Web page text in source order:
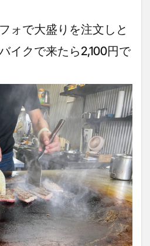
ォで大盛りを注文しと
イクで来たら2,100円で